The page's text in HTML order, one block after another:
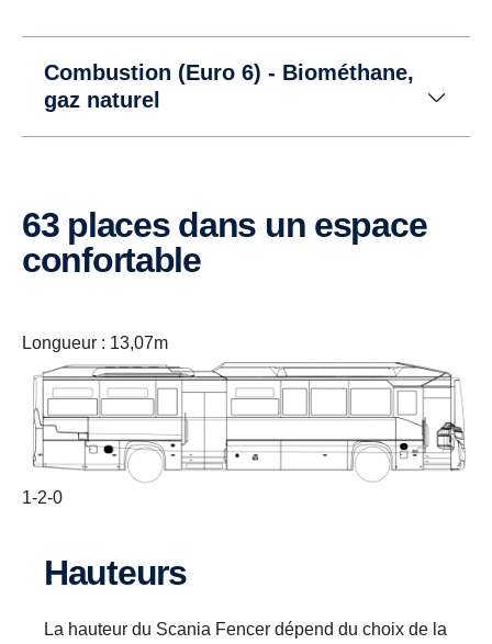
Combustion (Euro 6) - Biométhane,
gaz naturel
63 places dans un espace
confortable
Longueur : 13,07m
1-2-0
Hauteurs
La hauteur du Scania Fencer dépend du choix de la